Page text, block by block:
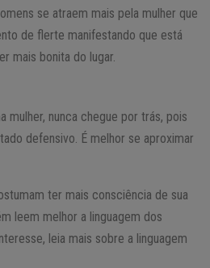
se atraem mais pela mulher que
de flerte manifestando que está
mais bonita do lugar.
mulher, nunca chegue por trás, pois
defensivo. É melhor se aproximar
ter mais consciência de sua
leem melhor a linguagem dos
leia mais sobre a linguagem